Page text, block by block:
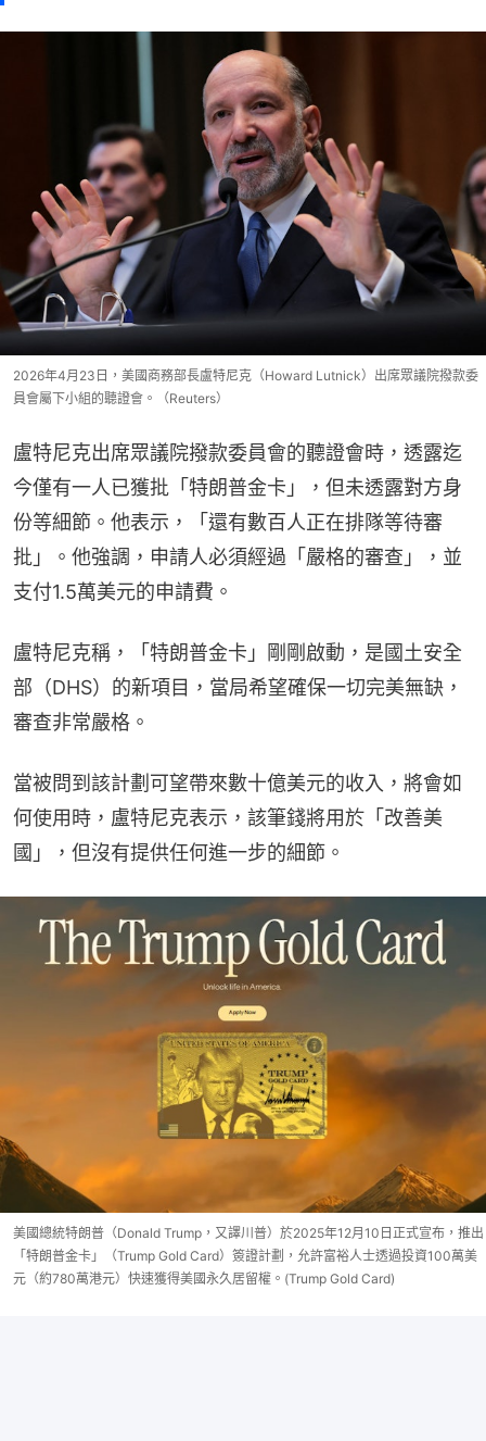
2026年4月23日，美國商務部長盧特尼克（Howard Lutnick）出席眾議院撥款委
員會屬下小組的聽證會。（Reuters）
盧特尼克出席眾議院撥款委員會的聽證會時，透露迄
今僅有一人已獲批「特朗普金卡」，但未透露對方身
份等細節。他表示，「還有數百人正在排隊等待審
批」。他強調，申請人必須經過「嚴格的審查」，並
支付1.5萬美元的申請費。
盧特尼克稱，「特朗普金卡」剛剛啟動，是國土安全
部（DHS）的新項目，當局希望確保一切完美無缺，
審查非常嚴格。
當被問到該計劃可望帶來數十億美元的收入，將會如
何使用時，盧特尼克表示，該筆錢將用於「改善美
國」，但沒有提供任何進一步的細節。
美國總統特朗普（Donald Trump，又譯川普）於2025年12月10日正式宣布，推出
「特朗普金卡」（Trump Gold Card）簽證計劃，允許富裕人士透過投資100萬美
元（約780萬港元）快速獲得美國永久居留權。(Trump Gold Card)